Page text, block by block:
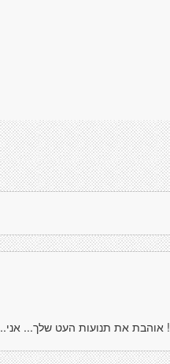
אוהבת את תנועות העט שלך... אני..